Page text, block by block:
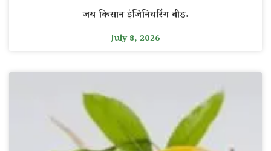
जय किसान इंजिनियरिंग बीड.
July 8, 2026